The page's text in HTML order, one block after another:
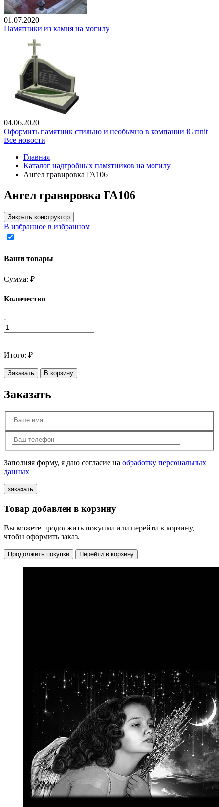
01.07.2020
Памятники из камня на могилу
04.06.2020
Оформить памятник стильно и необычно в компании iGranit
Все новости
Главная
Каталог надгробных памятников на могилу
Ангел гравировка ГА106
Ангел гравировка ГА106
Закрыть конструктор
В избранное в избранном
Ваши товары
Сумма: ₽
Количество
-
+
Итого: ₽
Заказать В корзину
Заказать
Заполняя форму, я даю согласие на обработку персональных
данных
Товар добавлен в корзину
Вы можете продолжить покупки или перейти в корзину,
чтобы оформить заказ.
Продолжить покупки Перейти в корзину